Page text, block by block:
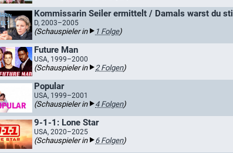
Kommissarin Seiler ermittelt / Damals warst du still
D, 2003–2005
(Schauspieler in 1 Folge)
Future Man
USA, 1999–2000
(Schauspieler in 2 Folgen)
Popular
USA, 1999–2001
(Schauspieler in 4 Folgen)
9-1-1: Lone Star
USA, 2020–2025
(Schauspieler in 6 Folgen)